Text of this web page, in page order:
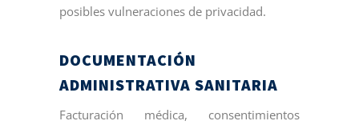
posibles vulneraciones de privacidad.
DOCUMENTACIÓN
ADMINISTRATIVA SANITARIA
Facturación médica, consentimientos